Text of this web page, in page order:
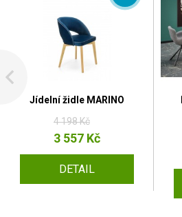
Jídelní židle MARINO
4 198 Kč
3 557 Kč
DETAIL